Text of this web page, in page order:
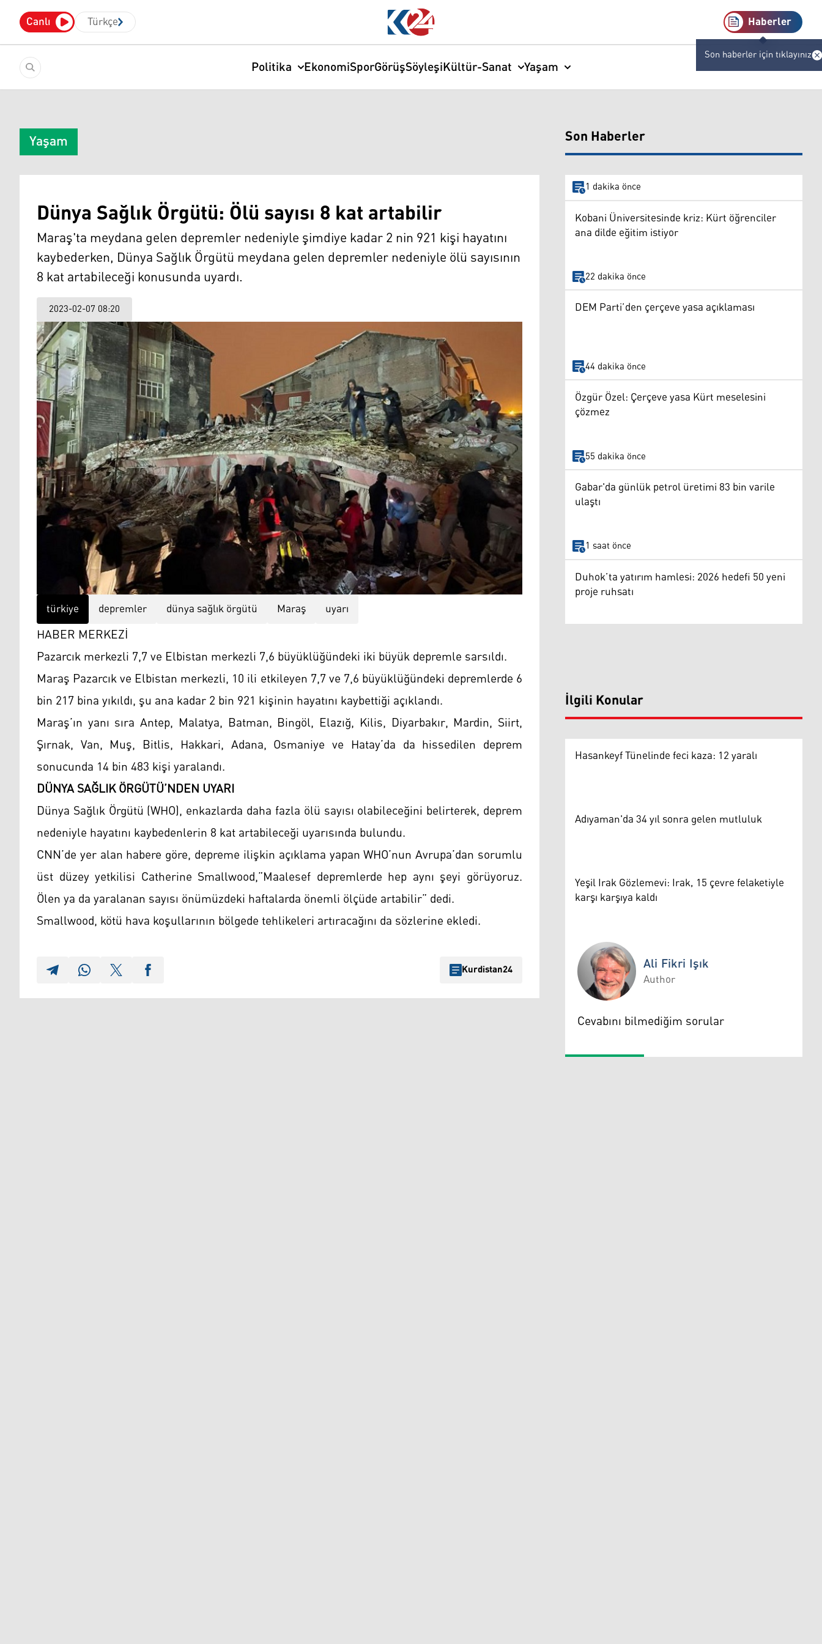
Canlı Türkçe Haberler
Son haberler için tıklayınız
Politika EkonomiSporGörüşSöyleşiKültür-Sanat Yaşam
Yaşam
Dünya Sağlık Örgütü: Ölü sayısı 8 kat artabilir
Maraş'ta meydana gelen depremler nedeniyle şimdiye kadar 2 nin 921 kişi hayatını
kaybederken, Dünya Sağlık Örgütü meydana gelen depremler nedeniyle ölü sayısının
8 kat artabileceği konusunda uyardı.
2023-02-07 08:20
türkiye depremler dünya sağlık örgütü Maraş uyarı
HABER MERKEZİ
Pazarcık merkezli 7,7 ve Elbistan merkezli 7,6 büyüklüğündeki iki büyük depremle sarsıldı.
Maraş Pazarcık ve Elbistan merkezli, 10 ili etkileyen 7,7 ve 7,6 büyüklüğündeki depremlerde 6
bin 217 bina yıkıldı, şu ana kadar 2 bin 921 kişinin hayatını kaybettiği açıklandı.
Maraş’ın yanı sıra Antep, Malatya, Batman, Bingöl, Elazığ, Kilis, Diyarbakır, Mardin, Siirt,
Şırnak, Van, Muş, Bitlis, Hakkari, Adana, Osmaniye ve Hatay’da da hissedilen deprem
sonucunda 14 bin 483 kişi yaralandı.
DÜNYA SAĞLIK ÖRGÜTÜ’NDEN UYARI
Dünya Sağlık Örgütü (WHO), enkazlarda daha fazla ölü sayısı olabileceğini belirterek, deprem
nedeniyle hayatını kaybedenlerin 8 kat artabileceği uyarısında bulundu.
CNN’de yer alan habere göre, depreme ilişkin açıklama yapan WHO’nun Avrupa’dan sorumlu
üst düzey yetkilisi Catherine Smallwood,”Maalesef depremlerde hep aynı şeyi görüyoruz.
Ölen ya da yaralanan sayısı önümüzdeki haftalarda önemli ölçüde artabilir” dedi.
Smallwood, kötü hava koşullarının bölgede tehlikeleri artıracağını da sözlerine ekledi.
Kurdistan24
Son Haberler
1 dakika önce
Kobani Üniversitesinde kriz: Kürt öğrenciler
ana dilde eğitim istiyor
22 dakika önce
DEM Parti’den çerçeve yasa açıklaması
44 dakika önce
Özgür Özel: Çerçeve yasa Kürt meselesini
çözmez
55 dakika önce
Gabar'da günlük petrol üretimi 83 bin varile
ulaştı
1 saat önce
Duhok’ta yatırım hamlesi: 2026 hedefi 50 yeni
proje ruhsatı
İlgili Konular
Hasankeyf Tünelinde feci kaza: 12 yaralı
Adıyaman'da 34 yıl sonra gelen mutluluk
Yeşil Irak Gözlemevi: Irak, 15 çevre felaketiyle
karşı karşıya kaldı
Ali Fikri Işık
Ali Fikri Işık
Author
Cevabını bilmediğim sorular